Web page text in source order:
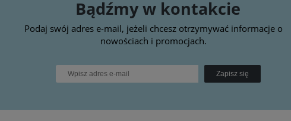
Bądźmy w kontakcie
Podaj swój adres e-mail, jeżeli chcesz otrzymywać informacje o
nowościach i promocjach.
Zapisz się